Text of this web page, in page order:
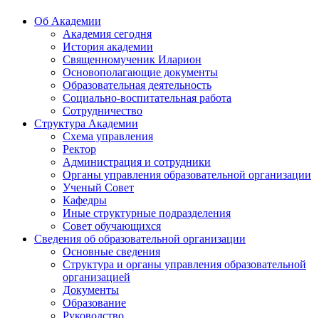
Об Академии
Академия сегодня
История академии
Священномученик Иларион
Основополагающие документы
Образовательная деятельность
Социально-воспитательная работа
Сотрудничество
Структура Академии
Схема управления
Ректор
Администрация и сотрудники
Органы управления образовательной организации
Ученый Совет
Кафедры
Иные структурные подразделения
Совет обучающихся
Сведения об образовательной организации
Основные сведения
Структура и органы управления образовательной
организацией
Документы
Образование
Руководство